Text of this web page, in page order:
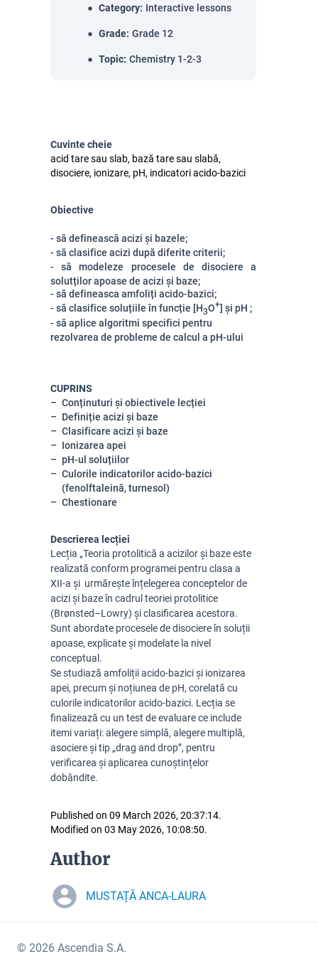
Category: Interactive lessons
Grade: Grade 12
Topic: Chemistry 1-2-3
Cuvinte cheie
acid tare sau slab, bază tare sau slabă,
disociere, ionizare, pH, indicatori acido-bazici
Obiective
- să definească acizi și bazele;
- să clasifice acizi după diferite criterii;
- să modeleze procesele de disociere a
solutților apoase de acizi și baze;
- să defineasca amfoliți acido-bazici;
- să clasifice soluțiile în funcție [H3O+] și pH ;
- să aplice algoritmi specifici pentru
rezolvarea de probleme de calcul a pH-ului
CUPRINS
Conținuturi și obiectivele lecției
Definiție acizi și baze
Clasificare acizi și baze
Ionizarea apei
pH-ul soluțiilor
Culorile indicatorilor acido-bazici
(fenolftaleină, turnesol)
Chestionare
Descrierea lecției
Lecția „Teoria protolitică a acizilor și baze este
realizată conform programei pentru clasa a
XII-a și urmărește înțelegerea conceptelor de
acizi și baze în cadrul teoriei protolitice
(Brønsted–Lowry) și clasificarea acestora.
Sunt abordate procesele de disociere în soluții
apoase, explicate și modelate la nivel
conceptual.
Se studiază amfoliții acido-bazici și ionizarea
apei, precum și noțiunea de pH, corelată cu
culorile indicatorilor acido-bazici. Lecția se
finalizează cu un test de evaluare ce include
itemi variați: alegere simplă, alegere multiplă,
asociere și tip „drag and drop”, pentru
verificarea și aplicarea cunoștințelor
dobândite.
Published on 09 March 2026, 20:37:14.
Modified on 03 May 2026, 10:08:50.
Author
MUSTAȚĂ ANCA-LAURA
© 2026 Ascendia S.A.